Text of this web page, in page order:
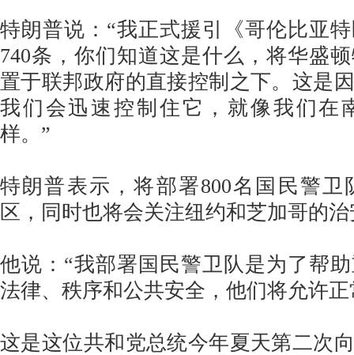
特朗普说：“我正式援引《哥伦比亚
740条，你们知道这是什么，将华盛
置于联邦政府的直接控制之下。这是
我们会迅速控制住它，就像我们在
样。”
特朗普表示，将部署800名国民警卫
区，同时也将会关注纽约和芝加哥的
他说：“我部署国民警卫队是为了帮
法律、秩序和公共安全，他们将允许
这是这位共和党总统今年夏天第二次